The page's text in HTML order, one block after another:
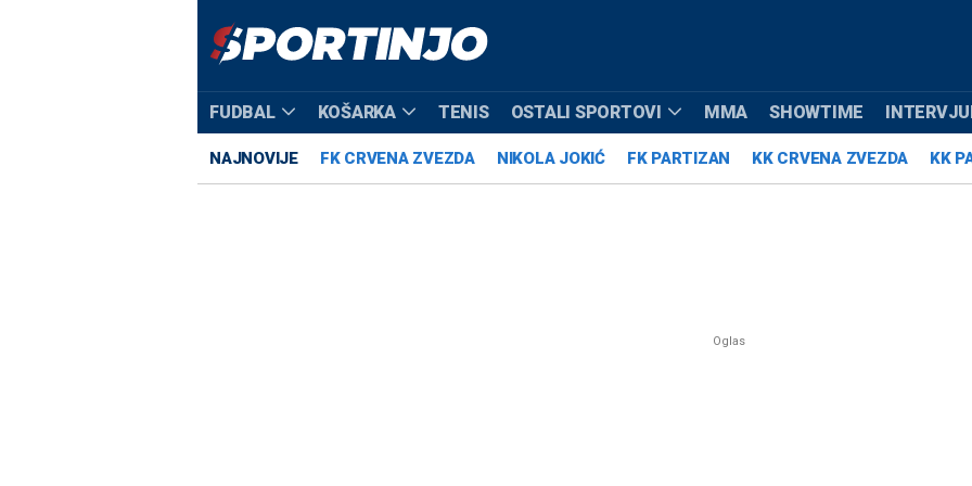
FUDBAL KOŠARKA TENIS OSTALI SPORTOVI MMA SHOWTIME
NAJNOVIJE FK CRVENA ZVEZDA NIKOLA JOKIĆ FK PARTIZAN KK CRVENA ZVEZDA KK